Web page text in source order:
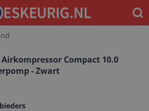
Airkompressor Compact 10.0
- Zwart